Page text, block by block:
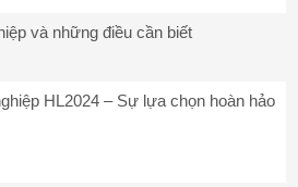
và những điều cần biết
HL2024 – Sự lựa chọn hoàn hảo